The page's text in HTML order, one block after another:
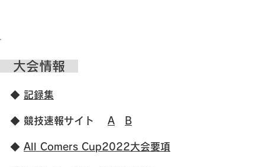
大会情報
◆ 記録集
◆ 競技速報サイト A B
◆ All Comers Cup2022大会要項